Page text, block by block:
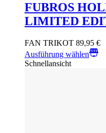
FUBROS
LIMITED
FAN TRIKOT 89,95 €
Ausführung wählen
Schnellansicht